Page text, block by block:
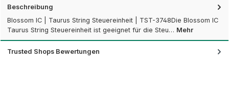
Beschreibung
Blossom IC | Taurus String Steuereinheit | TST-3748Die Blossom IC
Taurus String Steuereinheit ist geeignet für die Steu… Mehr
Trusted Shops Bewertungen